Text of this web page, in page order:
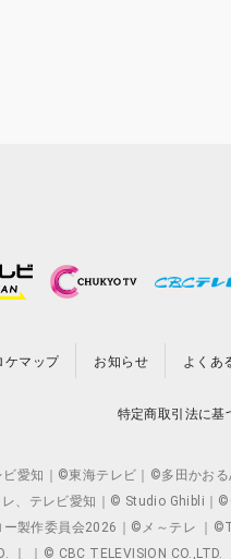
ケマップ お知らせ よくあ
特定商取引法に基
愛知｜©東海テレビ｜©多田かお
、テレビ愛知｜© Studio Ghibli
作委員会2026｜©メ～テレ ｜
｜ ｜© CBC TELEVISION